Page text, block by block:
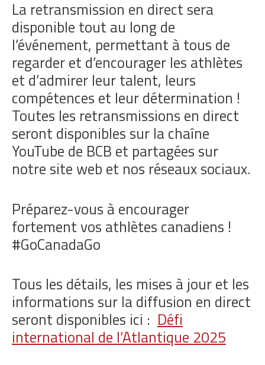
La retransmission en direct sera
disponible tout au long de
l’événement, permettant à tous de
regarder et d’encourager les athlètes
et d’admirer leur talent, leurs
compétences et leur détermination !
Toutes les retransmissions en direct
seront disponibles sur la chaîne
YouTube de BCB et partagées sur
notre site web et nos réseaux sociaux.
Préparez-vous à encourager
fortement vos athlètes canadiens !
#GoCanadaGo
Tous les détails, les mises à jour et les
informations sur la diffusion en direct
seront disponibles ici : Défi
international de l’Atlantique 2025